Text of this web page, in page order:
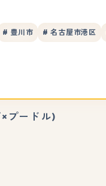
# 豊川市 # 名古屋市港区
プードル)